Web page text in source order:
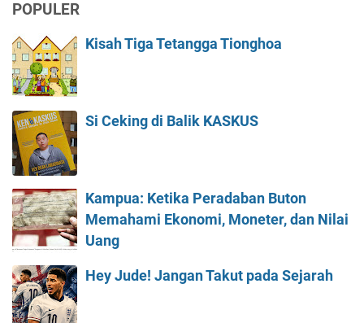
POPULER
Kisah Tiga Tetangga Tionghoa
Si Ceking di Balik KASKUS
Kampua: Ketika Peradaban Buton
Memahami Ekonomi, Moneter, dan Nilai
Uang
Hey Jude! Jangan Takut pada Sejarah